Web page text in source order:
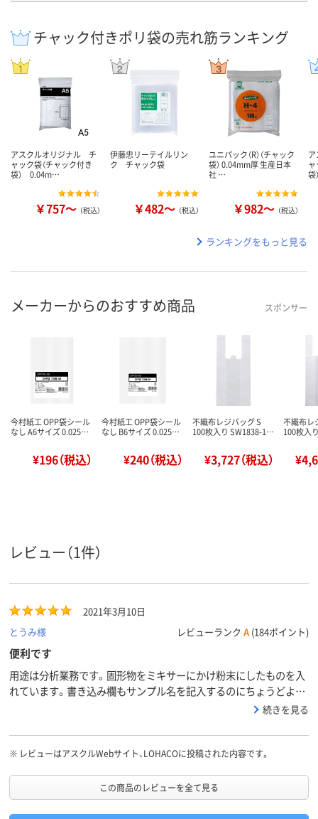
チャック付きポリ袋の売れ筋ランキング
アスクルオリジナル チ
ャック袋（チャック付き
袋） 0.04m…
￥757～ （税込）
伊藤忠リーテイルリン
ク チャック袋
￥482～ （税込）
ユニパック（R）（チャック
袋） 0.04mm厚 生産日本
社 …
￥982～ （税込）
ャ
ランキングをもっと見る
メーカーからのおすすめ商品 スポンサー
今村紙工 OPP袋シール
なし A6サイズ 0.025…
¥196（税込）
今村紙工 OPP袋シール
なし B6サイズ 0.025…
¥240（税込）
不織布レジバッグ S
100枚入り SW1838-1…
¥3,727（税込）
不織布レ
100枚入
レビュー（1件）
2021年3月10日
とうみ様
レビューランク A (184ポイント)
便利です
用途は分析業務です。固形物をミキサーにかけ粉末にしたものを入
れています。書き込み欄もサンプル名を記入するのにちょうどよ
く、必要事項がすべて書き込めます。サンプルを入れた後、立てかけ
続きを見る
※ レビューはアスクルWebサイト、LOHACOに投稿された内容です。
この商品のレビューを全て見る